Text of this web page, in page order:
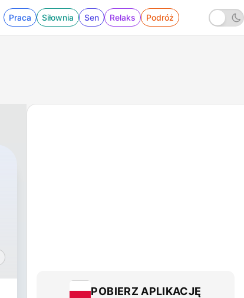
Praca Siłownia Sen Relaks Podróż
POBIERZ APLIKACJĘ